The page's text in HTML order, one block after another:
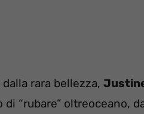
rara bellezza,
di “rubare” oltreoceano,